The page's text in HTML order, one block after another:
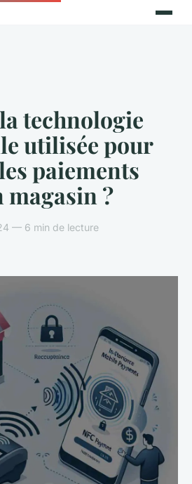
technologie
utilisée pour
paiements
magasin ?
— 6 min de lecture